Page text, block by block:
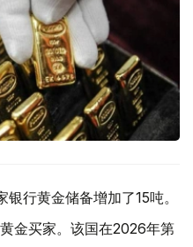
行黄金储备增加了15吨。
金买家。该国在2026年第